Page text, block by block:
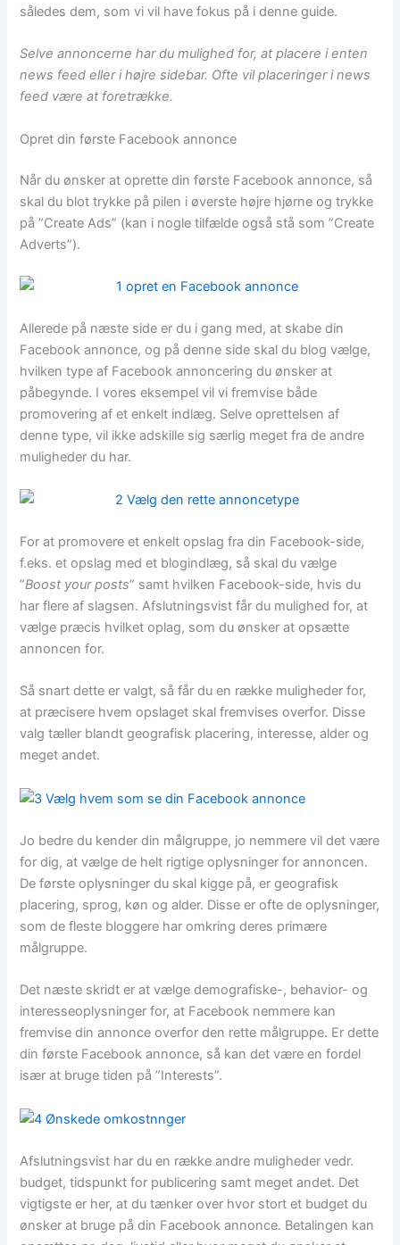
således dem, som vi vil have fokus på i denne guide.
Selve annoncerne har du mulighed for, at placere i enten
news feed eller i højre sidebar. Ofte vil placeringer i news
feed være at foretrække.
Opret din første Facebook annonce
Når du ønsker at oprette din første Facebook annonce, så
skal du blot trykke på pilen i øverste højre hjørne og trykke
på ”Create Ads” (kan i nogle tilfælde også stå som ”Create
Adverts”).
Allerede på næste side er du i gang med, at skabe din
Facebook annonce, og på denne side skal du blog vælge,
hvilken type af Facebook annoncering du ønsker at
påbegynde. I vores eksempel vil vi fremvise både
promovering af et enkelt indlæg. Selve oprettelsen af
denne type, vil ikke adskille sig særlig meget fra de andre
muligheder du har.
For at promovere et enkelt opslag fra din Facebook-side,
f.eks. et opslag med et blogindlæg, så skal du vælge
”Boost your posts” samt hvilken Facebook-side, hvis du
har flere af slagsen. Afslutningsvist får du mulighed for, at
vælge præcis hvilket oplag, som du ønsker at opsætte
annoncen for.
Så snart dette er valgt, så får du en række muligheder for,
at præcisere hvem opslaget skal fremvises overfor. Disse
valg tæller blandt geografisk placering, interesse, alder og
meget andet.
Jo bedre du kender din målgruppe, jo nemmere vil det være
for dig, at vælge de helt rigtige oplysninger for annoncen.
De første oplysninger du skal kigge på, er geografisk
placering, sprog, køn og alder. Disse er ofte de oplysninger,
som de fleste bloggere har omkring deres primære
målgruppe.
Det næste skridt er at vælge demografiske-, behavior- og
interesseoplysninger for, at Facebook nemmere kan
fremvise din annonce overfor den rette målgruppe. Er dette
din første Facebook annonce, så kan det være en fordel
især at bruge tiden på ”Interests”.
Afslutningsvist har du en række andre muligheder vedr.
budget, tidspunkt for publicering samt meget andet. Det
vigtigste er her, at du tænker over hvor stort et budget du
ønsker at bruge på din Facebook annonce. Betalingen kan